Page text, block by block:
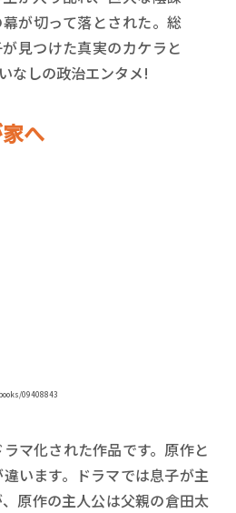
が切って落とされた。総
見つけた真実のカケラと
なしの政治エンタメ!
へ
09408843
マ化された作品です。原作と
います。ドラマでは息子が主
原作の主人公は父親の倉田太